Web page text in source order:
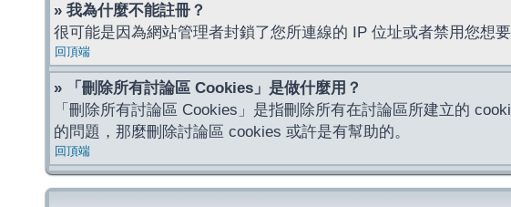
» 我為什麼不能註冊？
很可能是因為網站管理者封鎖了您所連線的 IP 位址或者禁用您想
回頂端
» 「刪除所有討論區 Cookies」是做什麼用？
「刪除所有討論區 Cookies」是指刪除所有在討論區所建立的
的問題，那麼刪除討論區 cookies 或許是有幫助的。
回頂端